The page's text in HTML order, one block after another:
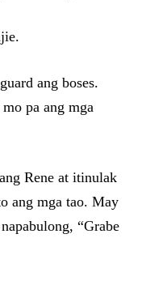
ang boses.
pa ang mga
Rene at itinulak
ang mga tao. May
“Grabe